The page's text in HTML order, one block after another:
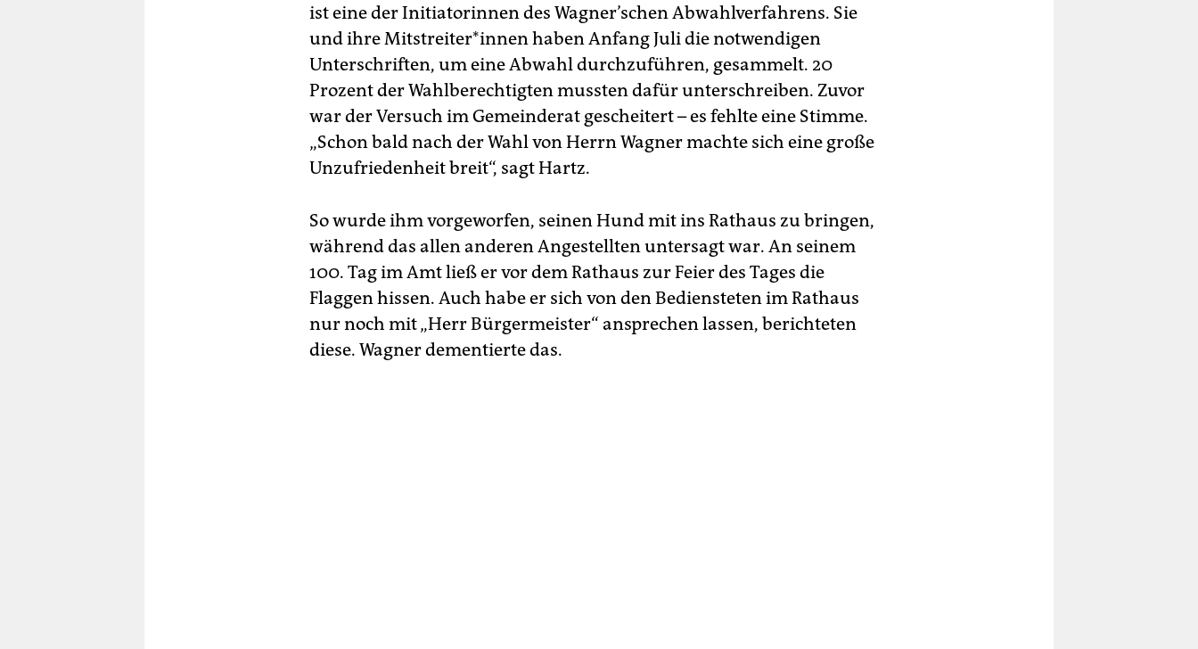
ist eine der Initiatorinnen des Wagner’schen Abwahlverfahrens. Sie
und ihre Mitstreiter*innen haben Anfang Juli die notwendigen
Unterschriften, um eine Abwahl durchzuführen, gesammelt. 20
Prozent der Wahlberechtigten mussten dafür unterschreiben. Zuvor
war der Versuch im Gemeinderat gescheitert – es fehlte eine Stimme.
„Schon bald nach der Wahl von Herrn Wagner machte sich eine große
Unzufriedenheit breit“, sagt Hartz.
So wurde ihm vorgeworfen, seinen Hund mit ins Rathaus zu bringen,
während das allen anderen Angestellten untersagt war. An seinem
100. Tag im Amt ließ er vor dem Rathaus zur Feier des Tages die
Flaggen hissen. Auch habe er sich von den Bediensteten im Rathaus
nur noch mit „Herr Bürgermeister“ ansprechen lassen, berichteten
diese. Wagner dementierte das.